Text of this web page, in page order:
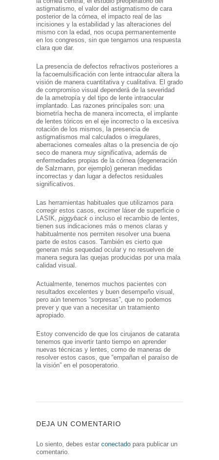
astigmatismo, el valor del astigmatismo de cara
posterior de la córnea, el impacto real de las
incisiones y la estabilidad y las alteraciones del
mismo con la edad, nos ocupa permanentemente
en los congresos, sin que tengamos una respuesta
clara que dar.
La presencia de defectos refractivos posteriores a
la facoemulsificación con lente intraocular altera la
visión de manera cuantitativa y cualitativa. El grado
de compromiso visual dependerá de la severidad
de la ametropía y del tipo de lente intraocular
implantado. Las razones principales son: una
biometría hecha de manera incorrecta, el implante
de lentes tóricos en el eje incorrecto o la excesiva
rotación de los mismos, la presencia de
astigmatismos mal calculados o irregulares,
aberraciones corneales altas o la presencia de ojo
seco de manera muy significativa, además de
enfermedades propias de la córnea (degeneración
de Salzmann, por ejemplo) generan medidas
incorrectas y dan lugar a defectos residuales
significativos.
Las herramientas habituales que utilizamos para
corregir estos casos, excimer láser de superficie o
LASIK, piggyback o incluso el recambio de lentes,
tienen sus indicaciones más o menos claras y
habitualmente nos permiten resolver una buena
parte de estos casos. También es cierto que
generan más sequedad ocular y no resuelven de
manera segura las quejas producidas por una mala
calidad visual.
Actualmente, tenemos muchos pacientes con
resultados excelentes y buen desempeño visual,
pero aún tenemos “sorpresas”, que no podemos
prever y que van a necesitar un tratamiento
apropiado.
Estoy convencido de que los cirujanos de catarata
tenemos que invertir tanto tiempo en aprender
nuevas técnicas y lentes, como de maneras de
resolver estos casos, que “empañan el paraíso de
la visión” en el posoperatorio.
DEJA UN COMENTARIO
Lo siento, debes estar conectado para publicar un
comentario.